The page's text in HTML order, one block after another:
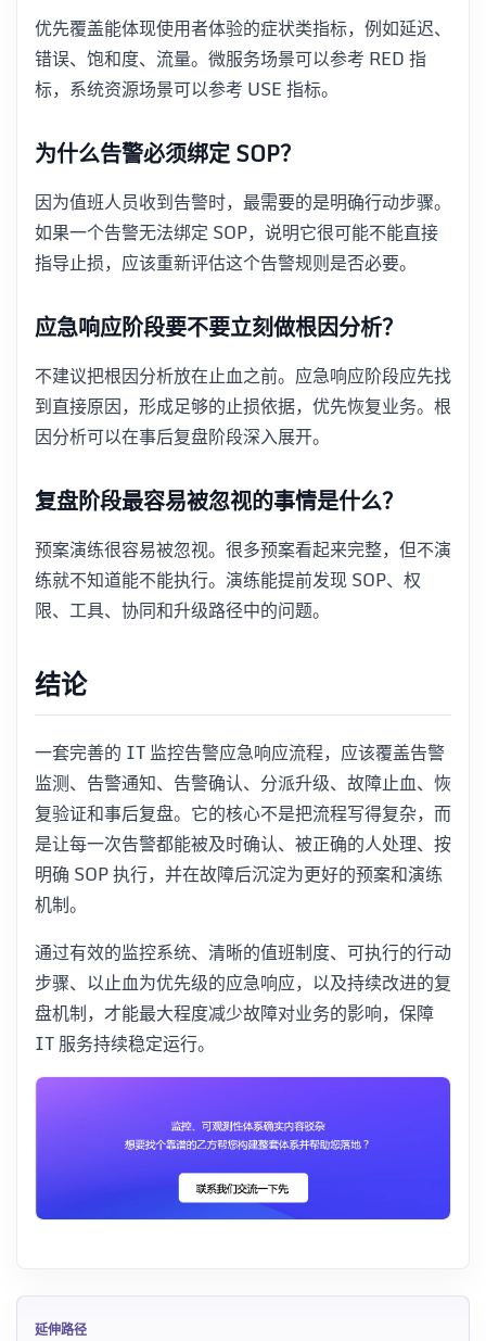
优先覆盖能体现使用者体验的症状类指标，例如延迟、
错误、饱和度、流量。微服务场景可以参考 RED 指
标，系统资源场景可以参考 USE 指标。
为什么告警必须绑定 SOP？
因为值班人员收到告警时，最需要的是明确行动步骤。
如果一个告警无法绑定 SOP，说明它很可能不能直接
指导止损，应该重新评估这个告警规则是否必要。
应急响应阶段要不要立刻做根因分析？
不建议把根因分析放在止血之前。应急响应阶段应先找
到直接原因，形成足够的止损依据，优先恢复业务。根
因分析可以在事后复盘阶段深入展开。
复盘阶段最容易被忽视的事情是什么？
预案演练很容易被忽视。很多预案看起来完整，但不演
练就不知道能不能执行。演练能提前发现 SOP、权
限、工具、协同和升级路径中的问题。
结论
一套完善的 IT 监控告警应急响应流程，应该覆盖告警
监测、告警通知、告警确认、分派升级、故障止血、恢
复验证和事后复盘。它的核心不是把流程写得复杂，而
是让每一次告警都能被及时确认、被正确的人处理、按
明确 SOP 执行，并在故障后沉淀为更好的预案和演练
机制。
通过有效的监控系统、清晰的值班制度、可执行的行动
步骤、以止血为优先级的应急响应，以及持续改进的复
盘机制，才能最大程度减少故障对业务的影响，保障
IT 服务持续稳定运行。
延伸路径